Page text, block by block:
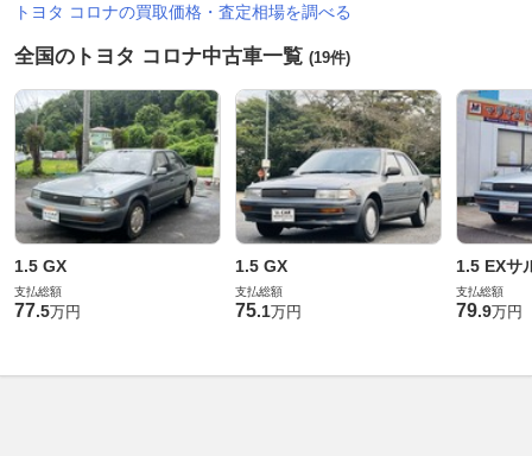
トヨタ コロナの買取価格・査定相場を調べる
全国のトヨタ コロナ中古車一覧 (19件)
1.5 GX
支払総額
77.5万円
1.5 GX
支払総額
75.1万円
1.5 EXサ
支払総額
79.9万円